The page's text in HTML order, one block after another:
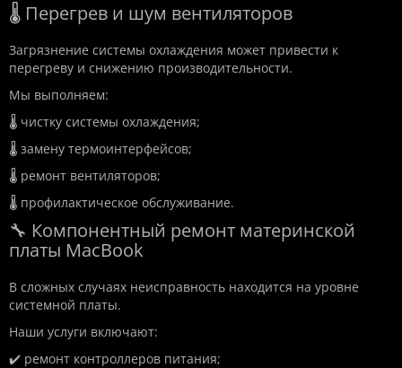
🌡️ Перегрев и шум вентиляторов
Загрязнение системы охлаждения может привести к
перегреву и снижению производительности.
Мы выполняем:
🌡️ чистку системы охлаждения;
🌡️ замену термоинтерфейсов;
🌡️ ремонт вентиляторов;
🌡️ профилактическое обслуживание.
🔧 Компонентный ремонт материнской
платы MacBook
В сложных случаях неисправность находится на уровне
системной платы.
Наши услуги включают:
✔️ ремонт контроллеров питания;